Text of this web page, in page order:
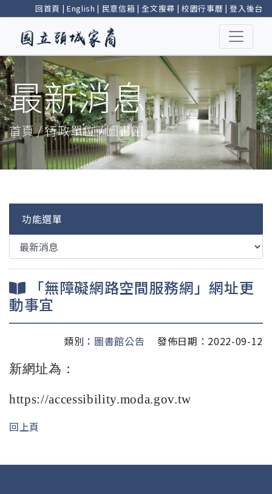
回首頁 | English | 民意信箱 |全文搜尋 | 校園行事曆 |登入後台
最新消息
首頁 / 行政單位 / 圖書館
功能選單
「無障礙網路空間服務網」網址更
動事宜
類別： 圖書館公告
發佈日期：2022-09-12
新網址為：
https://accessibility.moda.gov.tw
回上頁